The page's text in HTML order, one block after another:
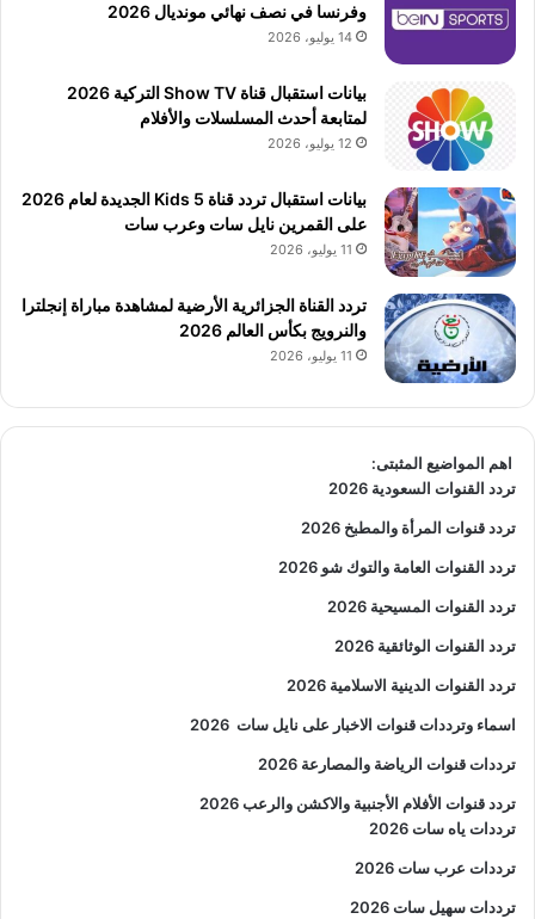
وفرنسا في نصف نهائي مونديال 2026
14 يوليو، 2026
بيانات استقبال قناة Show TV التركية 2026
لمتابعة أحدث المسلسلات والأفلام
12 يوليو، 2026
بيانات استقبال تردد قناة 5 Kids الجديدة لعام 2026
على القمرين نايل سات وعرب سات
11 يوليو، 2026
تردد القناة الجزائرية الأرضية لمشاهدة مباراة إنجلترا
والنرويج بكأس العالم 2026
11 يوليو، 2026
اهم المواضيع المثبتى:
تردد القنوات السعودية 2026
تردد قنوات المرأة والمطبخ 2026
تردد القنوات العامة والتوك شو 2026
تردد القنوات المسيحية 2026
تردد القنوات الوثائقية 2026
تردد القنوات الدينية الاسلامية 2026
اسماء وترددات قنوات الاخبار على نايل سات 2026
ترددات قنوات الرياضة والمصارعة 2026
تردد قنوات الأفلام الأجنبية والاكشن والرعب2026
ترددات ياه سات 2026
ترددات عرب سات 2026
ترددات سهيل سات 2026